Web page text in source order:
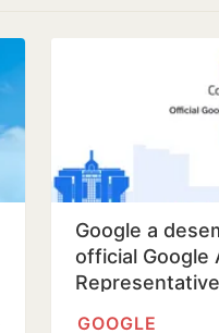
Google a
official Google
GOOGLE